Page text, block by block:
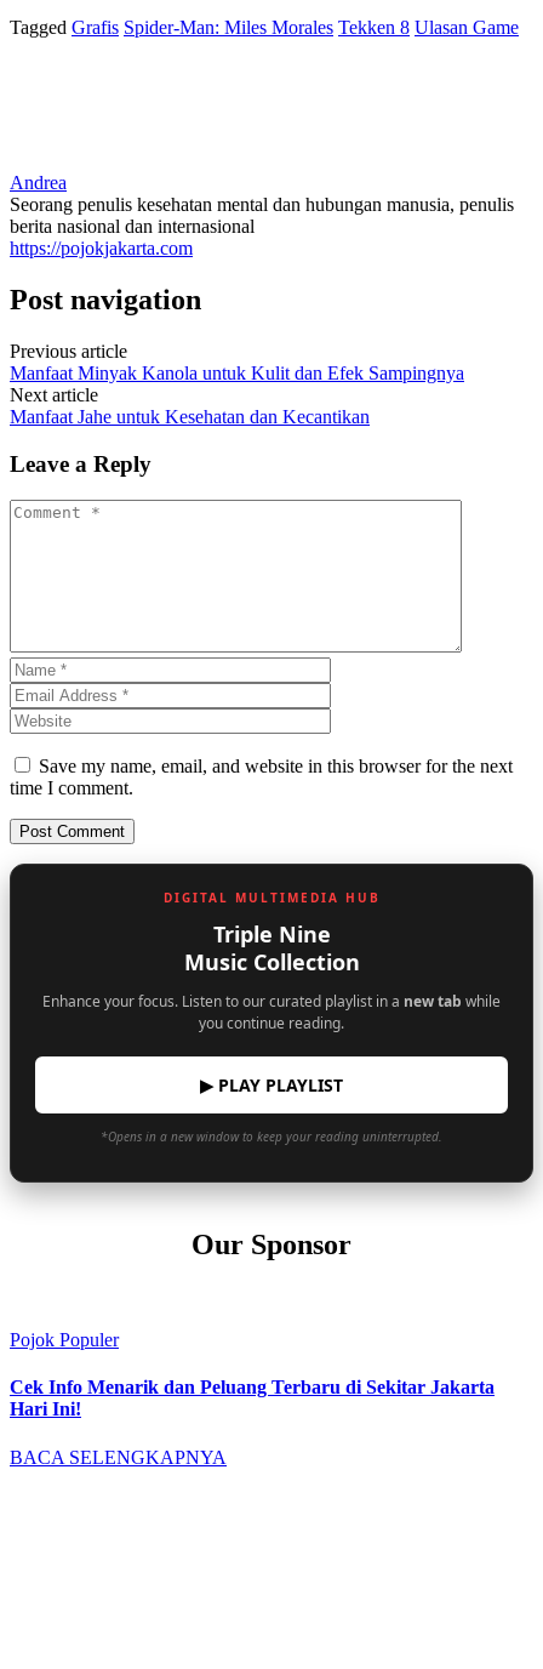
Tagged Grafis Spider-Man: Miles Morales Tekken 8 Ulasan Game
Andrea
Seorang penulis kesehatan mental dan hubungan manusia, penulis
berita nasional dan internasional
https://pojokjakarta.com
Post navigation
Previous article
Manfaat Minyak Kanola untuk Kulit dan Efek Sampingnya
Next article
Manfaat Jahe untuk Kesehatan dan Kecantikan
Leave a Reply
Save my name, email, and website in this browser for the next
time I comment.
DIGITAL MULTIMEDIA HUB
Triple Nine
Music Collection
Enhance your focus. Listen to our curated playlist in a new tab while
you continue reading.
▶ PLAY PLAYLIST
*Opens in a new window to keep your reading uninterrupted.
Our Sponsor
Pojok Populer
Cek Info Menarik dan Peluang Terbaru di Sekitar Jakarta
Hari Ini!
BACA SELENGKAPNYA